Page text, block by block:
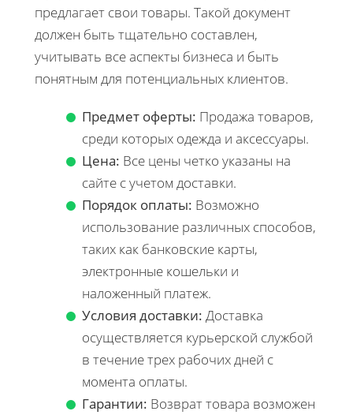
предлагает свои товары. Такой документ
должен быть тщательно составлен,
учитывать все аспекты бизнеса и быть
понятным для потенциальных клиентов.
Предмет оферты: Продажа товаров,
среди которых одежда и аксессуары.
Цена: Все цены четко указаны на
сайте с учетом доставки.
Порядок оплаты: Возможно
использование различных способов,
таких как банковские карты,
электронные кошельки и
наложенный платеж.
Условия доставки: Доставка
осуществляется курьерской службой
в течение трех рабочих дней с
момента оплаты.
Гарантии: Возврат товара возможен